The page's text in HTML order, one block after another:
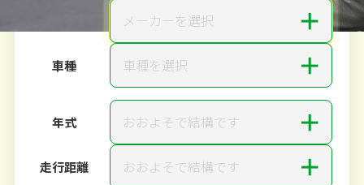
メーカーを選択 ＋
車種 車種を選択 ＋
年式 おおよそで結構です ＋
走行距離 おおよそで結構です ＋